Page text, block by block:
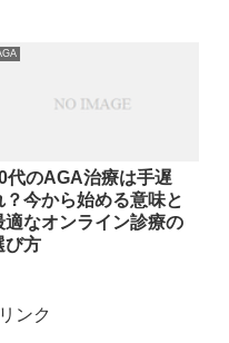
代のAGA治療は手遅
？今から始める意味と
適なオンライン診療の
び方
ンク